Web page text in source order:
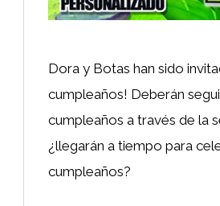
Dora y Botas han sido
cumpleaños! Deberán
cumpleaños a través de la
¿llegarán a tiempo para
cumpleaños?